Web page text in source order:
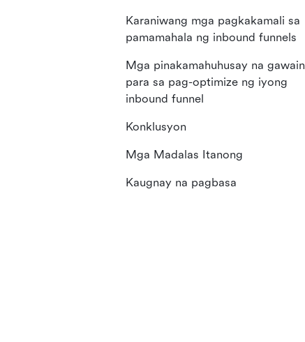
Karaniwang mga pagkakamali sa
pamamahala ng inbound funnels
Mga pinakamahuhusay na gawain
para sa pag-optimize ng iyong
inbound funnel
Konklusyon
Mga Madalas Itanong
Kaugnay na pagbasa